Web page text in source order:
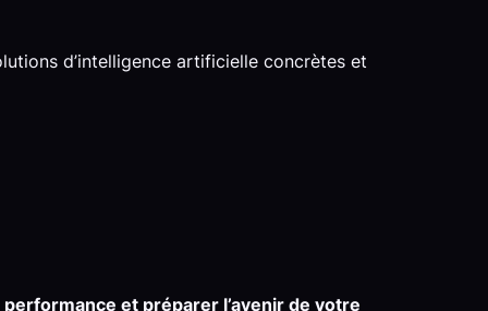
d’intelligence artificielle concrètes et
et préparer l’avenir de votre